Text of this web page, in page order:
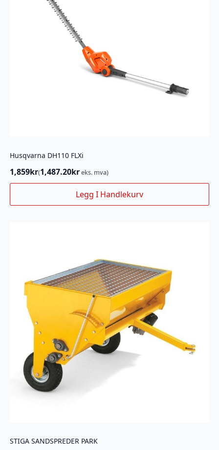
Husqvarna DH110 FLXi
1,859kr(1,487.20kreks. mva)
Legg I Handlekurv
STIGA SANDSPREDER PARK